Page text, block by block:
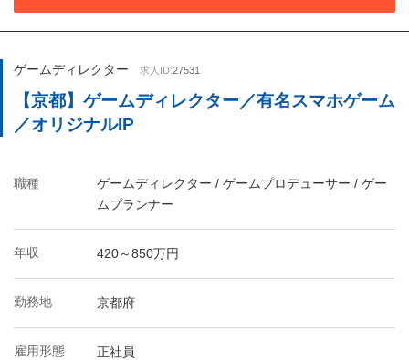
ゲームディレクター 求人ID:27531
【京都】ゲームディレクター／有名スマホゲーム
／オリジナルIP
職種
ゲームディレクター / ゲームプロデューサー / ゲー
ムプランナー
年収 420～850万円
勤務地 京都府
雇用形態 正社員